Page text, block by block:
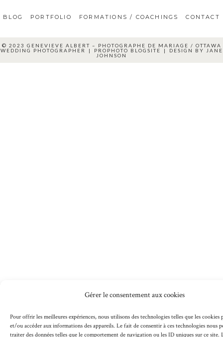
Gérer le consentement aux cookies
Pour offrir les meilleures expériences, nous utilisons des technologies telles que les cookies
et/ou accéder aux informations des appareils. Le fait de consentir à ces technologies nous
traiter des données telles que le comportement de navigation ou les ID uniques sur ce site.
BLOG PORTFOLIO FORMATIONS / COACHINGS CONTACT
© 2023 GENEVIEVE ALBERT – PHOTOGRAPHE DE MARIAGE / OTTAWA
WEDDING PHOTOGRAPHER
| PROPHOTO BLOGSITE | DESIGN BY
JANE
JOHNSON